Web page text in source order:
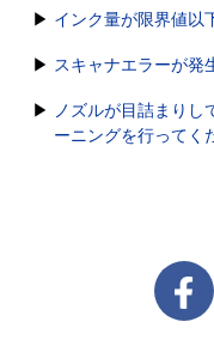
インク量が限界値以
スキャナエラーが発
ノズルが目詰まりし
ーニングを行ってく